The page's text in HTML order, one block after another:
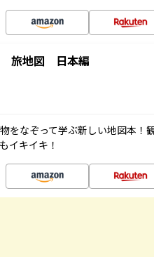
旅地図 日本編
をなぞって学ぶ新しい地図本！
イキイキ！